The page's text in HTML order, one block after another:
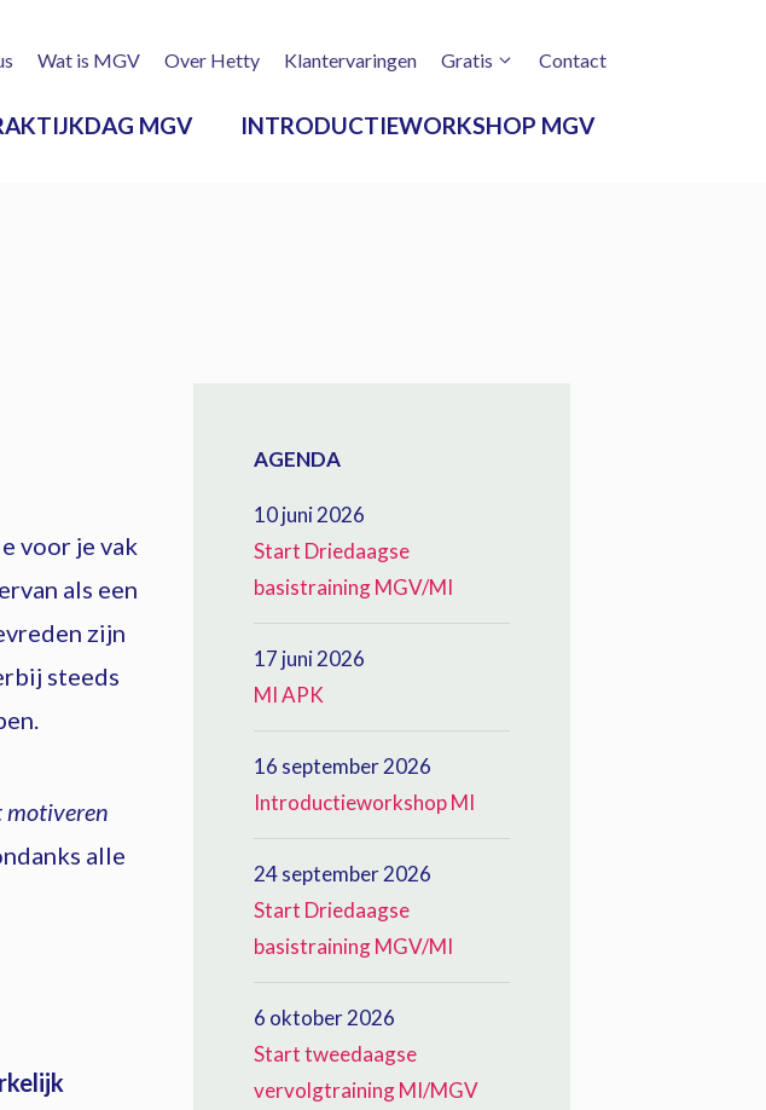
Wat is MGV Over Hetty Klantervaringen Gratis Contact
MGV INTRODUCTIEWORKSHOP MGV
voor je vak
als een
zijn
steeds
motiveren
alle
AGENDA
10 juni 2026
Start Driedaagse
basistraining MGV/MI
17 juni 2026
MI APK
16 september 2026
Introductieworkshop MI
24 september 2026
Start Driedaagse
basistraining MGV/MI
6 oktober 2026
Start tweedaagse
vervolgtraining MI/MGV